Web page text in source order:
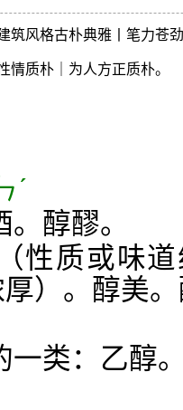
筑风格古朴典雅丨笔力苍
情质朴｜为人方正质朴。
ˊ
醇醪。
性质或味
）。醇美
类：乙醇